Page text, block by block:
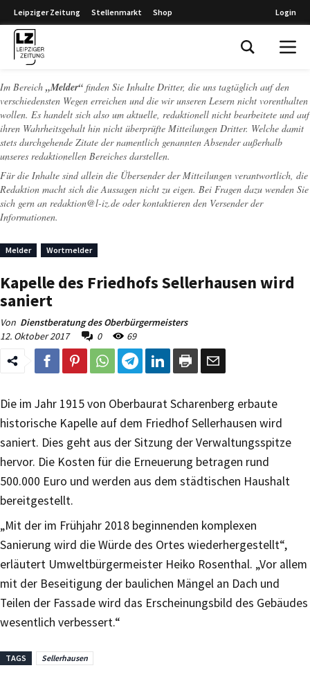
Leipziger Zeitung Stellenmarkt Shop Login
Im Bereich „Melder“ finden Sie Inhalte Dritter, die uns tagtäglich auf den
verschiedensten Wegen erreichen und die wir unseren Lesern nicht vorenthalten
wollen. Es handelt sich also um aktuelle, redaktionell nicht bearbeitete und auf
ihren Wahrheitsgehalt hin nicht überprüfte Mitteilungen Dritter. Welche damit
stets durchgehende Zitate der namentlich genannten Absender außerhalb
unseres redaktionellen Bereiches darstellen.
Für die Inhalte sind allein die Übersender der Mitteilungen verantwortlich, die
Redaktion macht sich die Aussagen nicht zu eigen. Bei Fragen dazu wenden Sie
sich gern an redaktion@l-iz.de oder kontaktieren den Versender der
Informationen.
Melder Wortmelder
Kapelle des Friedhofs Sellerhausen wird
saniert
Von Dienstberatung des Oberbürgermeisters
12. Oktober 2017
0 69
Die im Jahr 1915 von Oberbaurat Scharenberg erbaute
historische Kapelle auf dem Friedhof Sellerhausen wird
saniert. Dies geht aus der Sitzung der Verwaltungsspitze
hervor. Die Kosten für die Erneuerung betragen rund
500.000 Euro und werden aus dem städtischen Haushalt
bereitgestellt.
„Mit der im Frühjahr 2018 beginnenden komplexen
Sanierung wird die Würde des Ortes wiederhergestellt“,
erläutert Umweltbürgermeister Heiko Rosenthal. „Vor allem
mit der Beseitigung der baulichen Mängel an Dach und
Teilen der Fassade wird das Erscheinungsbild des Gebäudes
wesentlich verbessert.“
TAGS Sellerhausen